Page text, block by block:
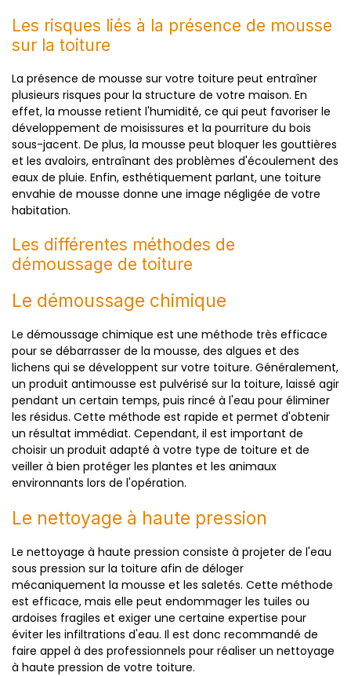
Les risques liés à la présence de mousse
sur la toiture
La présence de mousse sur votre toiture peut entraîner
plusieurs risques pour la structure de votre maison. En
effet, la mousse retient l'humidité, ce qui peut favoriser le
développement de moisissures et la pourriture du bois
sous-jacent. De plus, la mousse peut bloquer les gouttières
et les avaloirs, entraînant des problèmes d'écoulement des
eaux de pluie. Enfin, esthétiquement parlant, une toiture
envahie de mousse donne une image négligée de votre
habitation.
Les différentes méthodes de
démoussage de toiture
Le démoussage chimique
Le démoussage chimique est une méthode très efficace
pour se débarrasser de la mousse, des algues et des
lichens qui se développent sur votre toiture. Généralement,
un produit antimousse est pulvérisé sur la toiture, laissé agir
pendant un certain temps, puis rincé à l'eau pour éliminer
les résidus. Cette méthode est rapide et permet d'obtenir
un résultat immédiat. Cependant, il est important de
choisir un produit adapté à votre type de toiture et de
veiller à bien protéger les plantes et les animaux
environnants lors de l'opération.
Le nettoyage à haute pression
Le nettoyage à haute pression consiste à projeter de l'eau
sous pression sur la toiture afin de déloger
mécaniquement la mousse et les saletés. Cette méthode
est efficace, mais elle peut endommager les tuiles ou
ardoises fragiles et exiger une certaine expertise pour
éviter les infiltrations d'eau. Il est donc recommandé de
faire appel à des professionnels pour réaliser un nettoyage
à haute pression de votre toiture.